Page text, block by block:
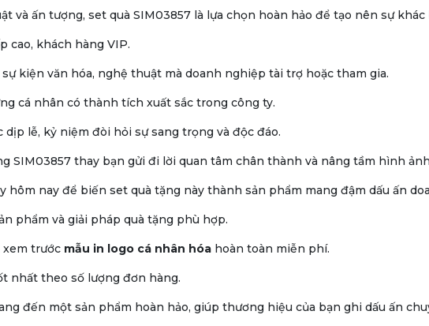
và ấn tượng, set quà SIM03857 là lựa chọn hoàn hảo để tạo nên sự khác
cao, khách hàng VIP.
kiện văn hóa, nghệ thuật mà doanh nghiệp tài trợ hoặc tham gia.
cá nhân có thành tích xuất sắc trong công ty.
dịp lễ, kỷ niệm đòi hỏi sự sang trọng và độc đáo.
SIM03857 thay bạn gửi đi lời quan tâm chân thành và nâng tầm hình
hôm nay để biến set quà tặng này thành sản phẩm mang đậm dấu ấn
phẩm và giải pháp quà tặng phù hợp.
xem trước mẫu in logo cá nhân hóa hoàn toàn miễn phí.
nhất theo số lượng đơn hàng.
đến một sản phẩm hoàn hảo, giúp thương hiệu của bạn ghi dấu ấn